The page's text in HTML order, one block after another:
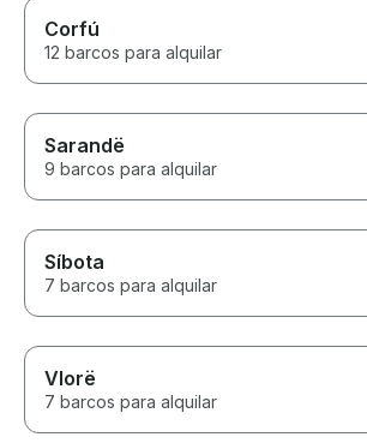
Corfú
12 barcos para alquilar
Sarandë
9 barcos para alquilar
Síbota
7 barcos para alquilar
Vlorë
7 barcos para alquilar